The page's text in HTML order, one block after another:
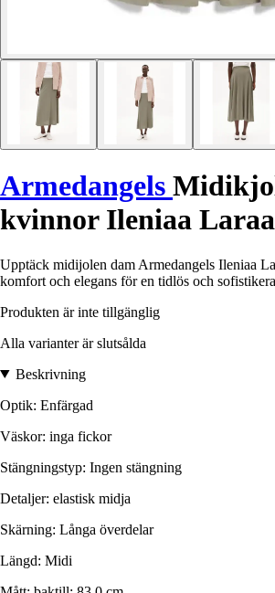
Armedangels
kvinnor Ileniaa Laraa
Upptäck midijolen dam Armedangels Ileniaa
komfort och elegans för en tidlös och
Produkten är inte tillgänglig
Alla varianter är slutsålda
Beskrivning
Optik: Enfärgad
Väskor: inga fickor
Stängningstyp: Ingen stängning
Detaljer: elastisk midja
Skärning: Långa överdelar
Längd: Midi